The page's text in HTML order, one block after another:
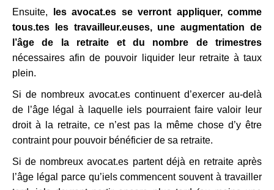
Ensuite,
les avocat.es se verront appliquer, comme
tous.tes les travailleur.euses, une augmentation de
l’âge de la retraite et du nombre de trimestres
nécessaires afin de pouvoir liquider leur retraite à taux
plein.
Si de nombreux avocat.es continuent d’exercer au-delà
de l’âge légal à laquelle iels pourraient faire valoir leur
droit à la retraite, ce n’est pas la même chose d’y être
contraint pour pouvoir bénéficier de sa retraite.
Si de nombreux avocat.es partent déjà en retraite après
l’âge légal parce qu’iels commencent souvent à travailler